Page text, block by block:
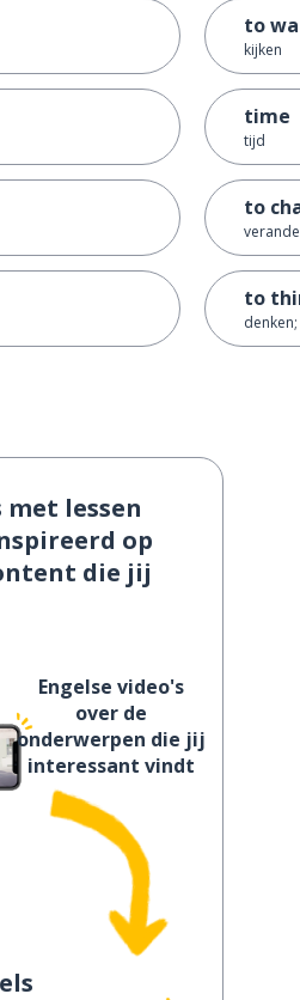
to
kijken
time
tijd
to
to
met lessen
op
die jij
Engelse video's
over de
onderwerpen die jij
interessant vindt